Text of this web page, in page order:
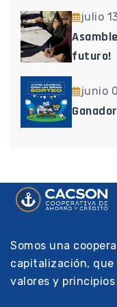
julio
futuro!
junio
Somos una
capitalización,
valores y